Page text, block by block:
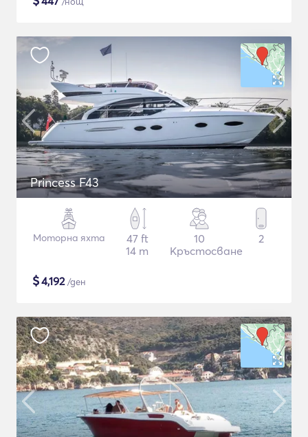
Princess F43
Моторна яхта
47 ft
14 m
10
Кръстосване
2
$4,192/ден